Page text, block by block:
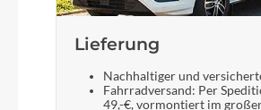
Lieferung
Nachhaltiger und
Fahrradversand: Per
49,-€, vormontiert im